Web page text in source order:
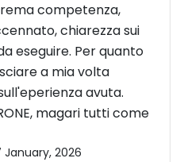
competenza,
chiarezza sui
eseguire. Per quanto
a mia volta
avuta.
magari tutti come
January, 2026